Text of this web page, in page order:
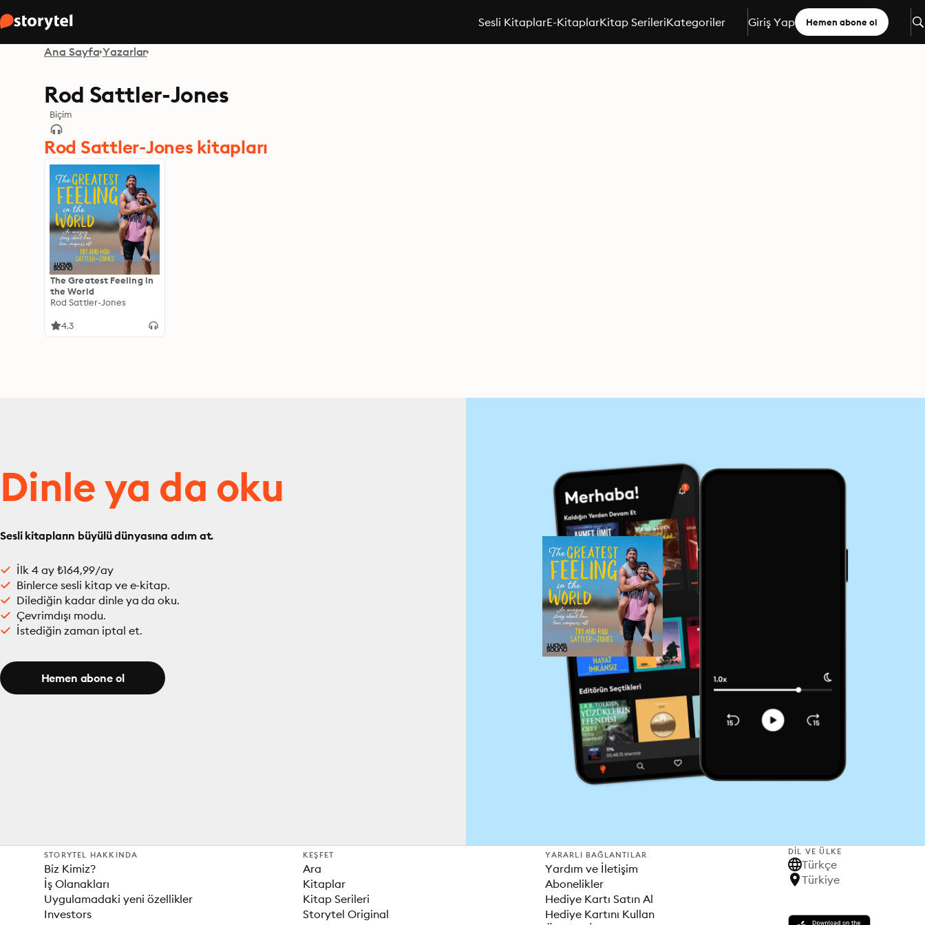
Sesli KitaplarE-KitaplarKitap SerileriKategoriler Giriş Yap Hemen abone ol
Ana Sayfa Yazarlar
Rod Sattler-Jones
Biçim
Rod Sattler-Jones kitapları
The Greatest Feeling in
the World
Rod Sattler-Jones
4.3
Dinle ya da oku
Sesli kitapların büyülü dünyasına adım at.
İlk 4 ay ₺164,99/ay
Binlerce sesli kitap ve e-kitap.
Dilediğin kadar dinle ya da oku.
Çevrimdışı modu.
İstediğin zaman iptal et.
Hemen abone ol
STORYTEL HAKKINDA
Biz Kimiz?
İş Olanakları
Uygulamadaki yeni özellikler
Investors
KEŞFET
Ara
Kitaplar
Kitap Serileri
Storytel Original
YARARLI BAĞLANTILAR
Yardım ve İletişim
Abonelikler
Hediye Kartı Satın Al
Hediye Kartını Kullan
DIL VE ÜLKE
Türkçe
Türkiye